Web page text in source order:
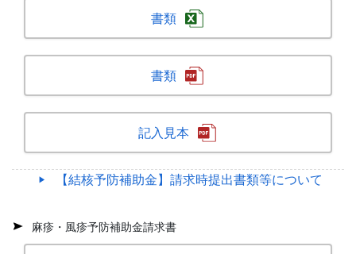
書類
書類
記入見本
【結核予防補助金】請求時提出書類等について
麻疹・風疹予防補助金請求書